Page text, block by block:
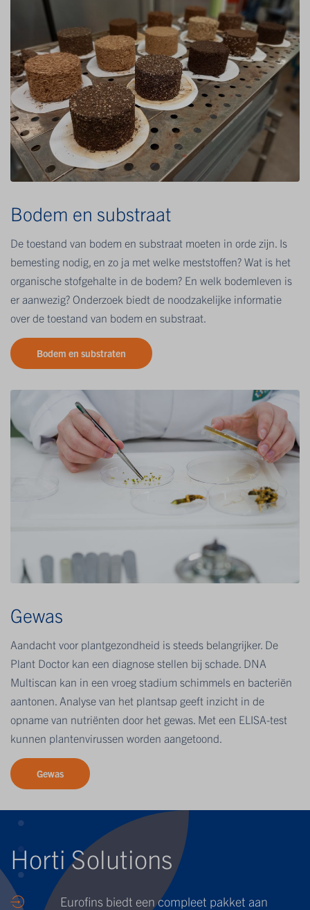
Bodem en substraat
De toestand van bodem en substraat moeten in orde zijn. Is
bemesting nodig, en zo ja met welke meststoffen? Wat is het
organische stofgehalte in de bodem? En welk bodemleven is
er aanwezig? Onderzoek biedt de noodzakelijke informatie
over de toestand van bodem en substraat.
Bodem en substraten
Gewas
Aandacht voor plantgezondheid is steeds belangrijker. De
Plant Doctor kan een diagnose stellen bij schade. DNA
Multiscan kan in een vroeg stadium schimmels en bacteriën
aantonen. Analyse van het plantsap geeft inzicht in de
opname van nutriënten door het gewas. Met een ELISA-test
kunnen plantenvirussen worden aangetoond.
Gewas
Horti Solutions
Eurofins biedt een compleet pakket aan